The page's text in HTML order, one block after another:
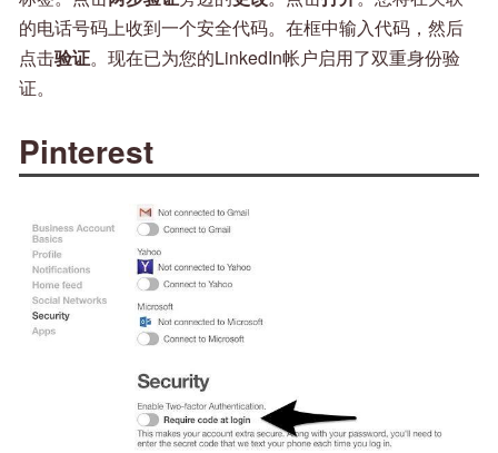
的电话号码上收到一个安全代码。在框中输入代码，然后
点击验证。现在已为您的LinkedIn帐户启用了双重身份验
证。
Pinterest